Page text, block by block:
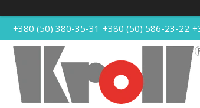
+380 (50) 380-35-31 +380 (50) 586-23-22